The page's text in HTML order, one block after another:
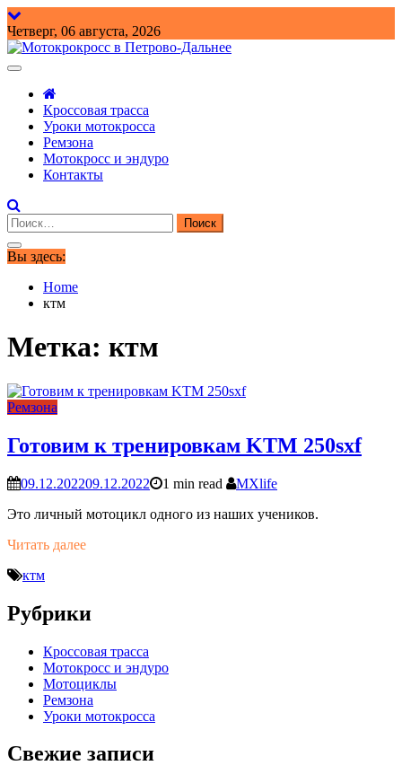
Skip
to
content
Четверг, 06 августа, 2026
Кроссовая трасса
Уроки мотокросса
Ремзона
Мотокросс и эндуро
Контакты
Найти:
Вы здесь:
Home
ктм
Метка: ктм
Ремзона
Готовим к тренировкам KTM 250sxf
09.12.202209.12.2022 1 min read
MXlife
Это личный мотоцикл одного из наших учеников.
Читать далее
ктм
Рубрики
Кроссовая трасса
Мотокросс и эндуро
Мотоциклы
Ремзона
Уроки мотокросса
Свежие записи